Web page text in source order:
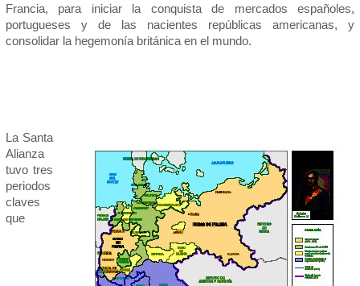
Francia, para iniciar la conquista de mercados españoles,
portugueses y de las nacientes repúblicas americanas, y
consolidar la hegemonía británica en el mundo.
La Santa
Alianza
tuvo tres
periodos
claves
que